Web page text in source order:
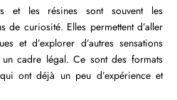
et les résines sont souvent les
de curiosité. Elles permettent d’aller
et d’explorer d’autres sensations
un cadre légal. Ce sont des formats
ont déjà un peu d’expérience et